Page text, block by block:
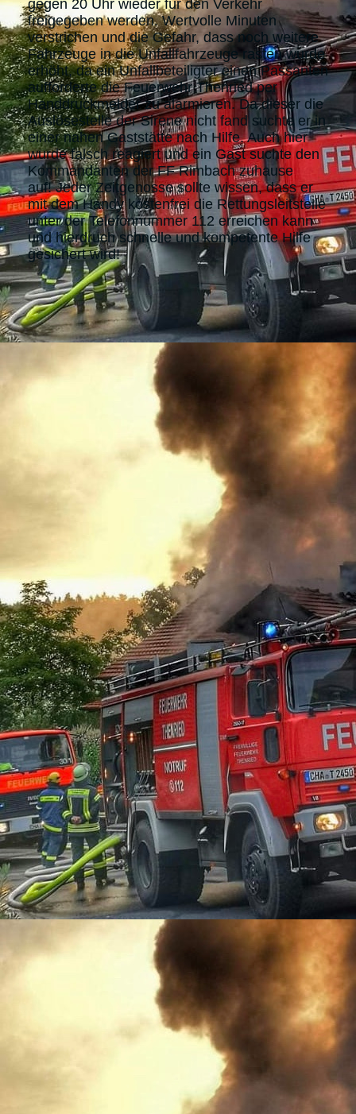
gegen 20 Uhr wieder für den Verkehr
freigegeben werden. Wertvolle Minuten
verstrichen und die Gefahr, dass noch weitere
Fahrzeuge in die Unfallfahrzeuge rasten wurde
erhöht, da ein Unfallbeteiligter einen Passanten
aufforderte die Feuerwehr Thenried per
Handdruckmelder zu alarmieren. Da dieser die
Auslösestelle der Sirene nicht fand suchte er in
einer nahen Gaststätte nach Hilfe. Auch hier
wurde falsch reagiert und ein Gast suchte den
Kommandanten der FF Rimbach zuhause
auf! Jeder Zeitgenosse sollte wissen, dass er
mit dem Handy kostenfrei die Rettungsleitstelle
unter der Telefonnummer 112 erreichen kann
und hierdruch schnelle und kompetente Hilfe
gesichert wird!
03-10-01